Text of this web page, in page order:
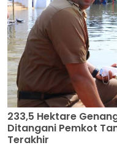
233,5 Hektare
Ditangani Pemkot
Terakhir